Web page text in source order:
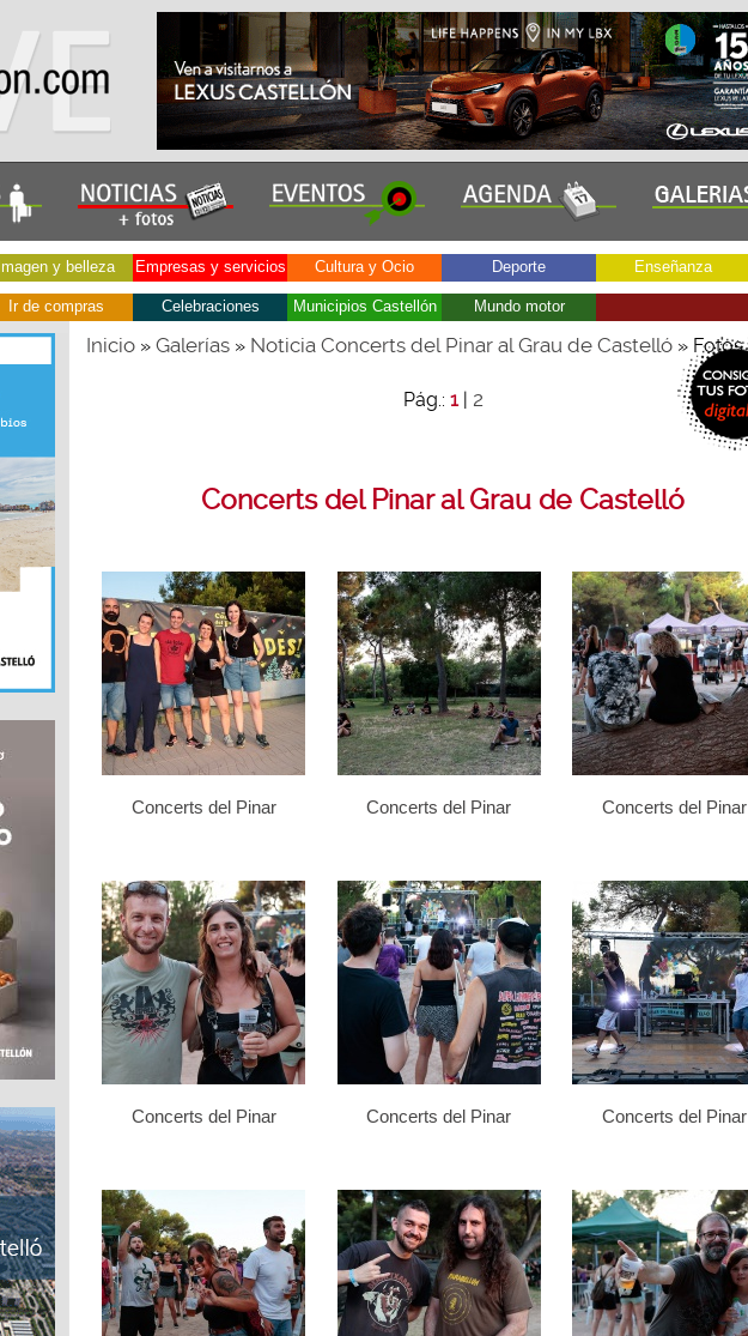
Imagen y belleza Empresas y servicios Cultura y Ocio Deporte Enseñanza
Ir de compras Celebraciones Municipios Castellón Mundo motor
Inicio» Galerías» Noticia Concerts del Pinar al Grau de Castelló» Fotos
Pág.: 1| 2
Concerts del Pinar al Grau de Castelló
Concerts del Pinar Concerts del Pinar Concerts del Pinar
Concerts del Pinar Concerts del Pinar Concerts del Pinar